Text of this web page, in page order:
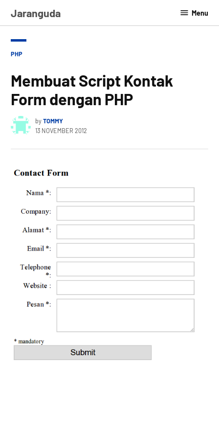
Jaranguda Menu
POSTED
PHP
Membuat Script Kontak
Form dengan PHP
byTOMMY
13 NOVEMBER 2012